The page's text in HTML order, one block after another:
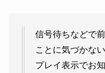
信号待ちなどで
ことに気づかな
プレイ表示でお